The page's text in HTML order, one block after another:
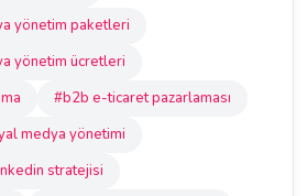
yönetim paketleri
yönetim ücretleri
#b2b e-ticaret pazarlaması
medya yönetimi
stratejisi